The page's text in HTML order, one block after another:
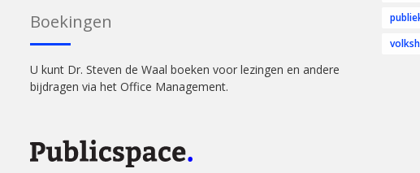
Boekingen
U kunt Dr. Steven de Waal boeken voor lezingen en andere
bijdragen via het Office Management.